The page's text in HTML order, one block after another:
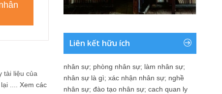
tài liệu của
.... Xem các
Liên kết hữu ích
nhân sự; phòng nhân sự; làm nhân sự;
nhân sự là gì; xác nhận nhân sự; nghề
nhân sự; đào tạo nhân sự; cach quan ly